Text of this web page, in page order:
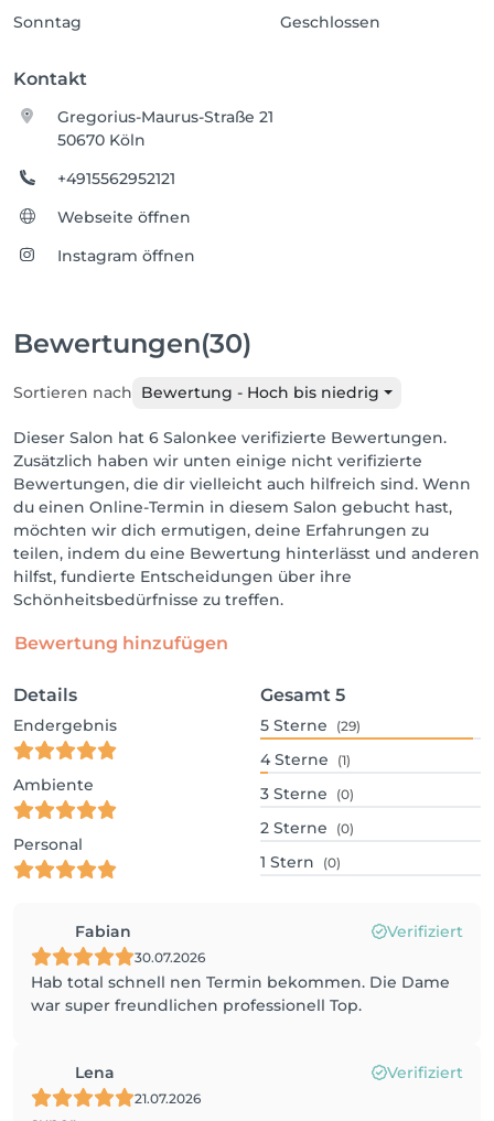
Sonntag
Geschlossen
Kontakt
Gregorius-Maurus-Straße 21
50670 Köln
+4915562952121
Webseite öffnen
Instagram öffnen
Bewertungen(30)
Sortieren nach Bewertung - Hoch bis niedrig
Dieser Salon hat 6 Salonkee verifizierte Bewertungen.
Zusätzlich haben wir unten einige nicht verifizierte
Bewertungen, die dir vielleicht auch hilfreich sind. Wenn
du einen Online-Termin in diesem Salon gebucht hast,
möchten wir dich ermutigen, deine Erfahrungen zu
teilen, indem du eine Bewertung hinterlässt und anderen
hilfst, fundierte Entscheidungen über ihre
Schönheitsbedürfnisse zu treffen.
Bewertung hinzufügen
Details
Endergebnis
Ambiente
Personal
Gesamt 5
5 Sterne (29)
4 Sterne (1)
3 Sterne (0)
2 Sterne (0)
1 Stern (0)
Fabian Verifiziert
30.07.2026
Hab total schnell nen Termin bekommen. Die Dame
war super freundlichen professionell Top.
Lena Verifiziert
21.07.2026